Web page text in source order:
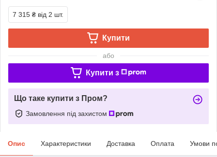
7 315 ₴ від 2 шт.
Купити
або
Купити з
Що таке купити з Пром?
Замовлення під захистом
Опис Характеристики Доставка Оплата Умови